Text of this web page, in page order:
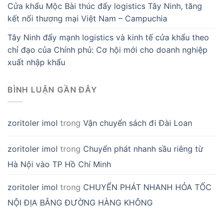
Cửa khẩu Mộc Bài thúc đẩy logistics Tây Ninh, tăng
kết nối thương mại Việt Nam – Campuchia
Tây Ninh đẩy mạnh logistics và kinh tế cửa khẩu theo
chỉ đạo của Chính phủ: Cơ hội mới cho doanh nghiệp
xuất nhập khẩu
BÌNH LUẬN GẦN ĐÂY
zoritoler imol trong Vận chuyển sách đi Đài Loan
zoritoler imol trong Chuyển phát nhanh sầu riêng từ
Hà Nội vào TP Hồ Chí Minh
zoritoler imol trong CHUYỂN PHÁT NHANH HỎA TỐC
NỘI ĐỊA BẰNG ĐƯỜNG HÀNG KHÔNG